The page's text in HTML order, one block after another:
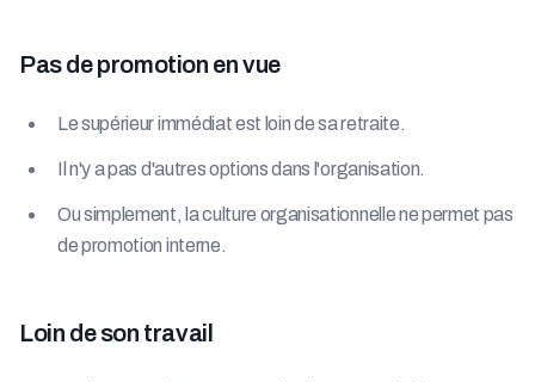
Pas de promotion en vue
Le supérieur immédiat est loin de sa retraite.
Il n'y a pas d'autres options dans l'organisation.
Ou simplement, la culture organisationnelle ne permet pas
de promotion interne.
Loin de son travail